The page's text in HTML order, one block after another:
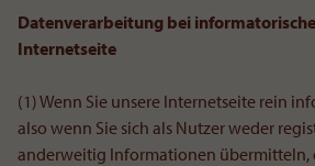
Datenverarbeitung bei
Internetseite
(1) Wenn Sie unsere Internetseite rein
also wenn Sie sich als Nutzer weder
anderweitig Informationen übermitteln,